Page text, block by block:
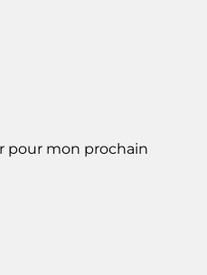
pour mon prochain